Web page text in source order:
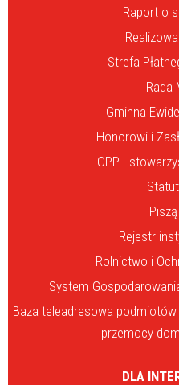
Raport o
Strefa
Rada
Gminna
Honorowi i
OPP -
Rejestr
Rolnictwo i
System
Baza teleadresowa podmiotów
przemocy
DLA